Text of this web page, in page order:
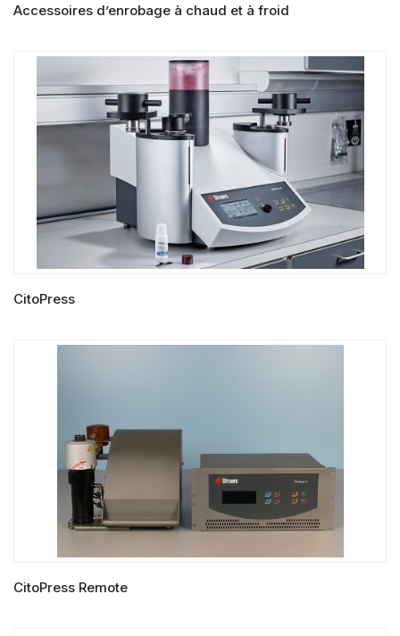
Accessoires d’enrobage à chaud et à froid
LIRE LA SUITE
CitoPress
LIRE LA SUITE
CitoPress Remote